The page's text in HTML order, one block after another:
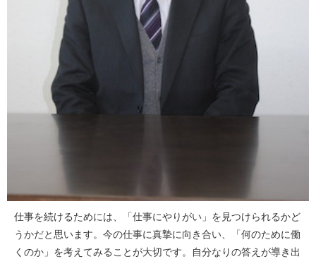
仕事を続けるためには、「仕事にやりがい」を見つけられるかど
うかだと思います。今の仕事に真摯に向き合い、「何のために働
くのか」を考えてみることが大切です。自分なりの答えが導き出